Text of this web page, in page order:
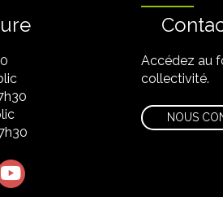
Accédez au
collectivité.
NOUS
compte Facebook
vers le compte Instagram
Lien vers la chaîne Youtube